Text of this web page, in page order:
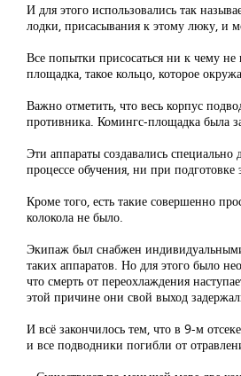
И для этого использовались так
лодки, присасывания к этому люку, и
Все попытки присосаться ни к чему
площадка, такое кольцо, которое
Важно отметить, что весь корпус
противника. Комингс-площадка была
Эти аппараты создавались
процессе обучения, ни при
Кроме того, есть такие совершенно
колокола не было.
Экипаж был снабжен
таких аппаратов. Но для этого было
что смерть от переохлаждения
этой причине они свой выход
И всё закончилось тем, что в 9-м
и все подводники погибли от